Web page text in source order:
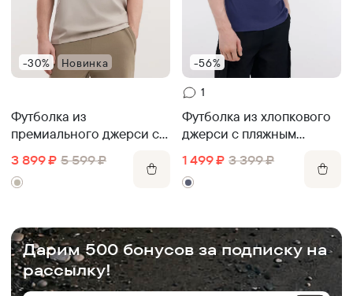
-30% Новинка
Футболка из
премиального джерси с
3 899 ₽ 5 599 ₽
-56%
1
Футболка из хлопкового
джерси с пляжным
1 499 ₽ 3 399 ₽
Дарим 500 бонусов за подписку на
рассылку!